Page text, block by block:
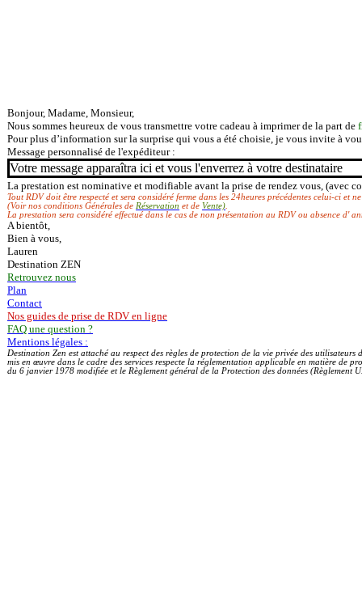
Bonjour, Madame, Monsieur,
Nous sommes heureux de vous transmettre votre cadeau à imprimer de la part de
Pour plus d’information sur la surprise qui vous a été choisie, je vous invite à
Message personnalisé de l'expéditeur :
Votre message apparaîtra ici et vous l'enverrez à votre destinataire
La prestation est nominative et modifiable avant la prise de rendez vous,
Tout RDV doit être respecté et sera considéré ferme dans les 24heures précédentes celui-ci
(Voir nos conditions Générales de Réservation et de Vente)
La prestation sera considéré effectué dans le cas de non présentation au RDV ou absence d'
A bientôt,
Bien à vous,
Lauren
Destination ZEN
Retrouvez nous
Plan
Contact
Nos guides de prise de RDV en ligne
FAQ une question ?
Mentions légales :
Destination Zen est attaché au respect des règles de protection de la vie privée des
mis en œuvre dans le cadre des services respecte la réglementation applicable en matière de
du 6 janvier 1978 modifiée et le Règlement général de la Protection des données (Règlement